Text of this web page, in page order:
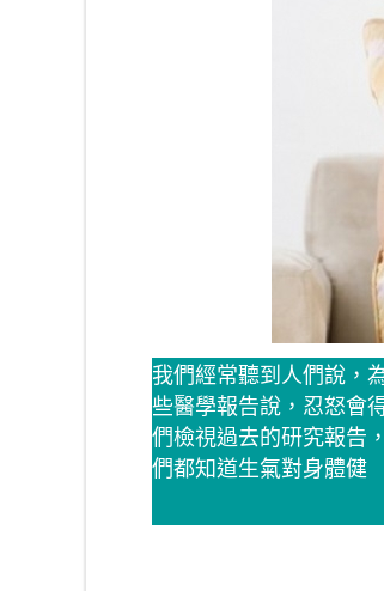
我們經常聽到人們說，
些醫學報告說，忍怒會
們檢視過去的研究報告
們都知道生氣對身體健